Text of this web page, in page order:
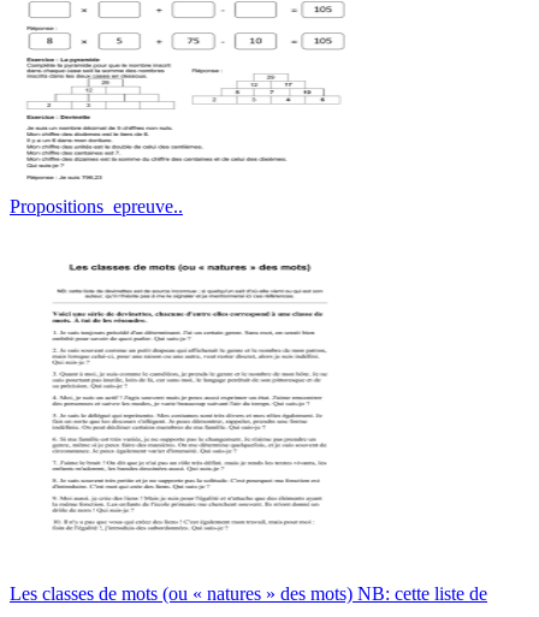
Propositions_epreuve..
Les classes de mots (ou « natures » des mots) NB: cette liste de